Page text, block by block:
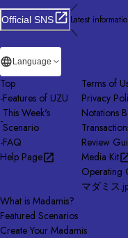
Official SNS
／
Latest
＼
Language
Top
-Features of UZU
-
This Week's
Scenario
-FAQ
Help Page
Terms of
Privacy
Notations
Review
Media Kit
Operating
マダミス
What is Madamis?
Featured Scenarios
Create Your Madamis